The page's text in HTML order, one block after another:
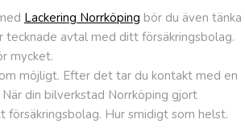
Lackering Norrköping bör du även tänka
avtal med ditt försäkringsbolag.
mycket.
möjligt. Efter det tar du kontakt med en
din bilverkstad Norrköping gjort
försäkringsbolag. Hur smidigt som helst.